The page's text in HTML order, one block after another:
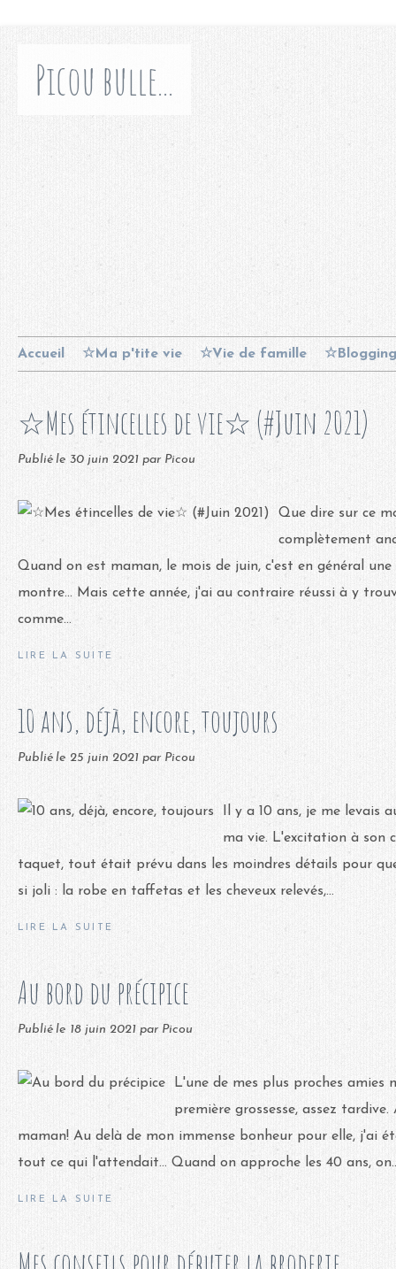
Picou bulle...
Accueil ☆Ma p'tite vie ☆Vie de famille ☆Blogging
☆Mes étincelles de vie☆ (#Juin 2021)
Publié le 30 juin 2021 par Picou
Que dire sur ce
complètement
Quand on est maman, le mois de juin, c'est en général
montre... Mais cette année, j'ai au contraire réussi à y
comme...
LIRE LA SUITE
10 ans, déjà, encore, toujours
Publié le 25 juin 2021 par Picou
Il y a 10 ans, je me levais
ma vie. L'excitation à son
taquet, tout était prévu dans les moindres détails pour
si joli : la robe en taffetas et les cheveux relevés,...
LIRE LA SUITE
Au bord du précipice
Publié le 18 juin 2021 par Picou
L'une de mes plus proches amies
première grossesse, assez
maman! Au delà de mon immense bonheur pour elle, j'ai
tout ce qui l'attendait... Quand on approche les 40 ans,
LIRE LA SUITE